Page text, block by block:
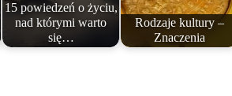
15 powiedzeń o życiu,
nad którymi warto
się…
Rodzaje kultury –
Znaczenia